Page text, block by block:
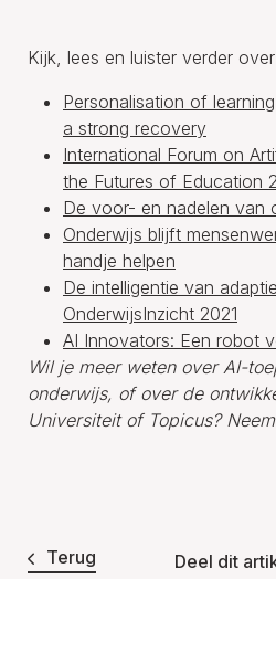
Kijk, lees en luister verder
Personalisation of
a strong recovery
International Forum on
the Futures of Education
De voor- en nadelen van
Onderwijs blijft
handje helpen
De intelligentie van
OnderwijsInzicht 2021
AI Innovators: Een robot
Wil je meer weten over AI-
onderwijs, of over de
Universiteit of Topicus? Neem
Terug Deel dit